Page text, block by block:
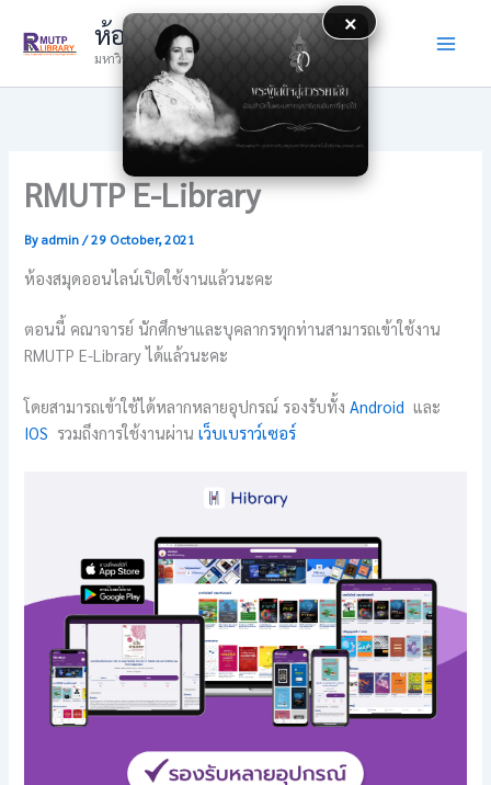
×
ห้องสมุด
มหาวิทยาลัยเทคโนโลยีราชมงคลพระนคร
RMUTP E-Library
Byadmin/29 October, 2021
ห้องสมุดออนไลน์เปิดใช้งานแล้วนะคะ
ตอนนี้ คณาจารย์ นักศึกษาและบุคลากรทุกท่านสามารถเข้าใช้งาน
RMUTP E-Library ได้แล้วนะคะ
โดยสามารถเข้าใช้ได้หลากหลายอุปกรณ์ รองรับทั้งAndroid และ
IOS รวมถึงการใช้งานผ่านเว็บเบราว์เซอร์